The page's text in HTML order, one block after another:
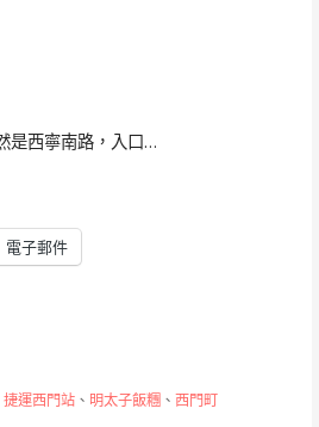
是西寧南路，入口…
電子郵件
捷運西門站、 明太子飯糰 、 西門町